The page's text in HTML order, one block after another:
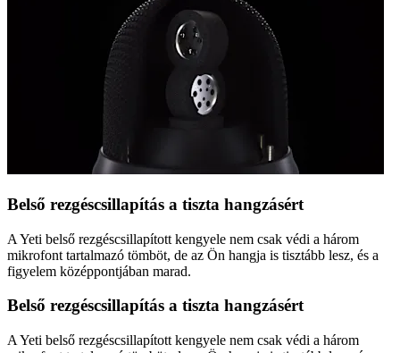
Belső rezgéscsillapítás a tiszta hangzásért
A Yeti belső rezgéscsillapított kengyele nem csak védi a három
mikrofont tartalmazó tömböt, de az Ön hangja is tisztább lesz, és a
figyelem középpontjában marad.
Belső rezgéscsillapítás a tiszta hangzásért
A Yeti belső rezgéscsillapított kengyele nem csak védi a három